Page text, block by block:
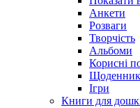
Анкети
Розваги
Творчість
Альбоми
Корисні
Ігри
Книги для